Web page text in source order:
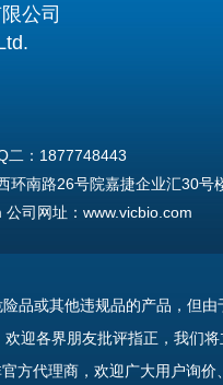
公司
二：1877748443
环南路26号院嘉捷企业汇30号
司网址：www.vicbio.com
品或其他违规品的产品，但
迎各界朋友批评指正，我们
方代理商，欢迎广大用户询